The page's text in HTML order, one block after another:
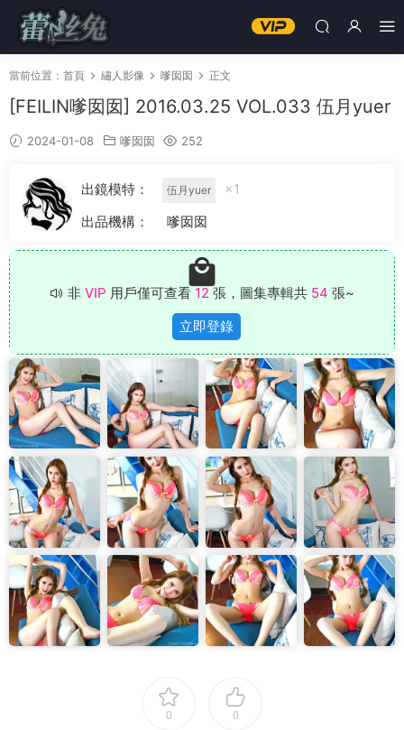
當前位置： 首頁 繡人影像 嗲囡囡 正文
[FEILIN嗲囡囡] 2016.03.25 VOL.033 伍月yuer
2024-01-08 嗲囡囡 252
出鏡模特： 伍月yuer
×1
出品機構：
嗲囡囡
非 VIP 用戶僅可查看 12 張，圖集專輯共 54 張~
立即登錄
0 0